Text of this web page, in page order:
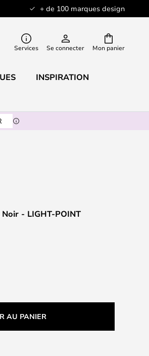
+ de 100 marques design
Mon panier
Services Se connecter
INSPIRATION
- LIGHT-POINT
AU PANIER